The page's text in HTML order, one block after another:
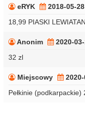
eRYK
2018-05-28
18,99 PIASKI LEWIATAN
Anonim
2020-
32 zl
Miejscowy
Pełkinie (podkarpackie)